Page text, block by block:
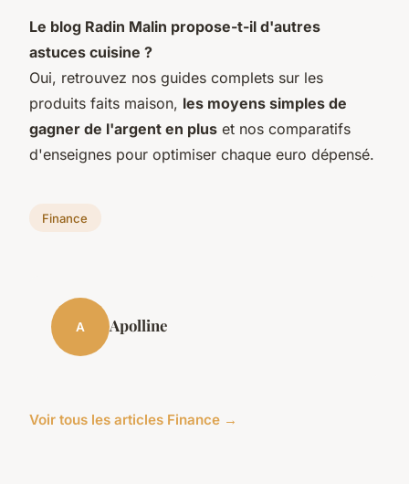
Le blog Radin Malin propose-t-il d'autres
astuces cuisine ?
Oui, retrouvez nos guides complets sur les
produits faits maison, les moyens simples de
gagner de l'argent en plus et nos comparatifs
d'enseignes pour optimiser chaque euro dépensé.
Finance
A Apolline
Voir tous les articles Finance →